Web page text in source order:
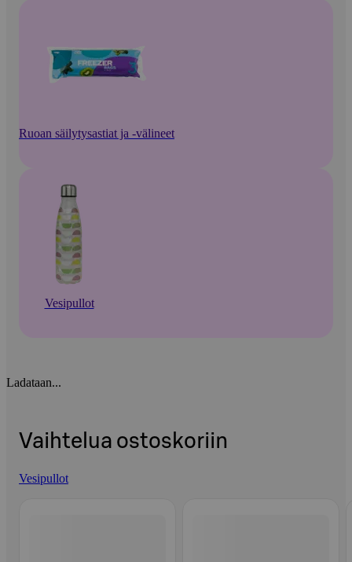
Ruoan säilytysastiat ja -välineet
Vesipullot
Ladataan...
Vaihtelua ostoskoriin
Vesipullot